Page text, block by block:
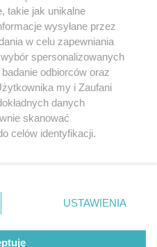
z umieszczaniem w
praw. Jakiekolwiek użycie lub
w części z naruszeniem prawa,
pod groźbą kary i może być
ZPR Media
takie jak unikalne
wysyłane przez
w celu zapewniania
spersonalizowanych
odbiorców oraz
my i Zaufani
danych
skanować
celów identyfikacji.
ustawień prywatności
rogu strony
nie wymagają zgody
sprzeciwić się takiemu
USTAWIENIA